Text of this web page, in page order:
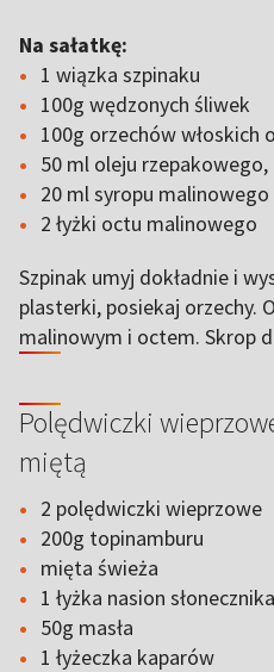
Na sałatkę:
1 wiązka szpinaku
100g wędzonych śliwek
100g orzechów włoskich
50 ml oleju
20 ml syropu malinowego
2 łyżki octu malinowego
Szpinak umyj dokładnie i
plasterki, posiekaj orzechy.
malinowym i octem. Skrop
Polędwiczki
miętą
2 polędwiczki wieprzowe
200g topinamburu
mięta świeża
1 łyżka nasion słonecznika
50g masła
1 łyżeczka kaparów